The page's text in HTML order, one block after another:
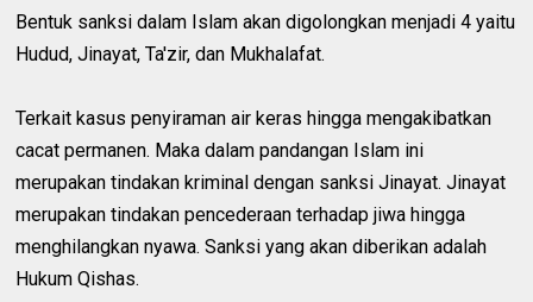
Bentuk sanksi dalam Islam akan digolongkan menjadi 4 yaitu
Hudud, Jinayat, Ta'zir, dan Mukhalafat.
Terkait kasus penyiraman air keras hingga mengakibatkan
cacat permanen. Maka dalam pandangan Islam ini
merupakan tindakan kriminal dengan sanksi Jinayat. Jinayat
merupakan tindakan pencederaan terhadap jiwa hingga
menghilangkan nyawa. Sanksi yang akan diberikan adalah
Hukum Qishas.